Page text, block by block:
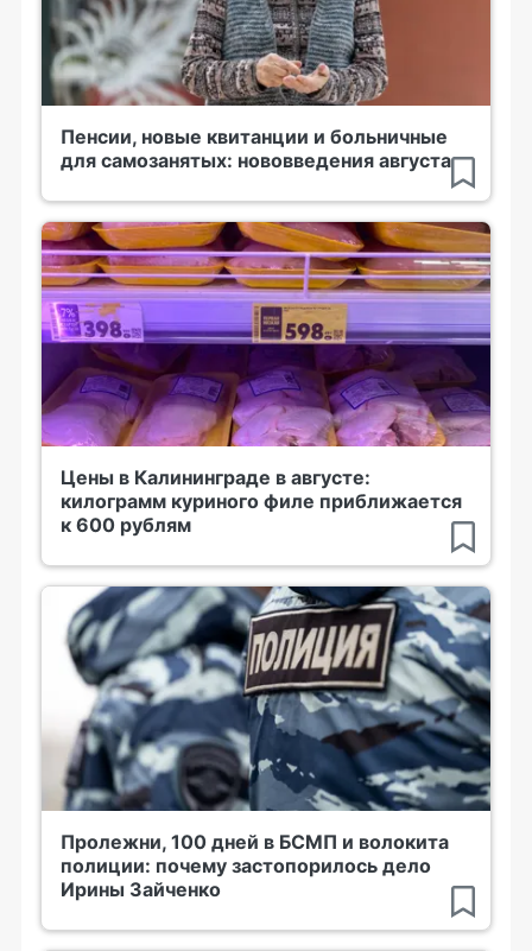
Пенсии, новые квитанции и больничные
для самозанятых: нововведения августа
Цены в Калининграде в августе:
килограмм куриного филе приближается
к 600 рублям
Пролежни, 100 дней в БСМП и волокита
полиции: почему застопорилось дело
Ирины Зайченко